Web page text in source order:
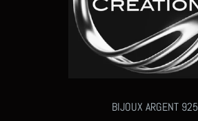
BIJOUX ARGENT 925